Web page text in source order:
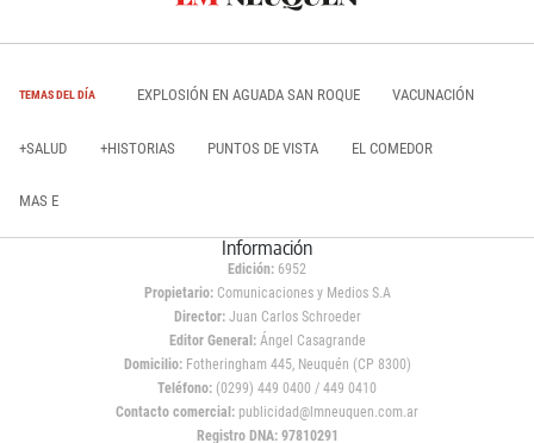
TEMAS DEL DÍA EXPLOSIÓN EN AGUADA SAN ROQUE VACUNACIÓN
+SALUD +HISTORIAS PUNTOS DE VISTA EL COMEDOR
MAS E
Información
Edición: 6952
Propietario:Comunicaciones y Medios S.A
Director: Juan Carlos Schroeder
Editor General:Ángel Casagrande
Domicilio:Fotheringham 445, Neuquén (CP 8300)
Teléfono: (0299) 449 0400 / 449 0410
Contacto comercial: publicidad@lmneuquen.com.ar
Registro DNA: 97810291